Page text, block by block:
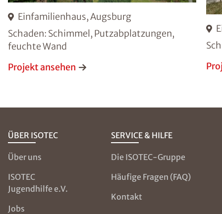
Einfamilienhaus, Augsburg
Schaden: Schimmel, Putzabplatzungen,
feuchte Wand
Projekt ansehen
ÜBER ISOTEC
Über uns
ISOTEC
Jugendhilfe e.V.
Jobs
SERVICE & HILFE
Die ISOTEC-Gruppe
Häufige Fragen (FAQ)
Kontakt